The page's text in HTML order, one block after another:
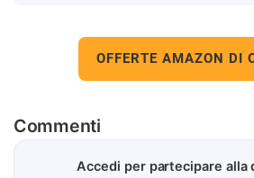
OFFERTE AMAZON DI
Commenti
Accedi per partecipare alla